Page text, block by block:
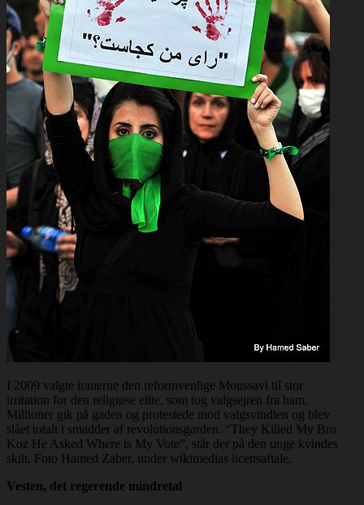
I 2009 valgte iranerne den reformvenlige Moussavi til stor
irritation for den religiøse elite, som tog valgsejren fra ham.
Millioner gik på gaden og protestede mod valgsvindlen og blev
slået totalt i smadder af revolutionsgarden. “They Killed My Bro
Koz He Asked Where is My Vote”, står der på den unge kvindes
skilt. Foto Hamed Zaber, under wikimedias licensaftale.
Vesten, det regerende mindretal